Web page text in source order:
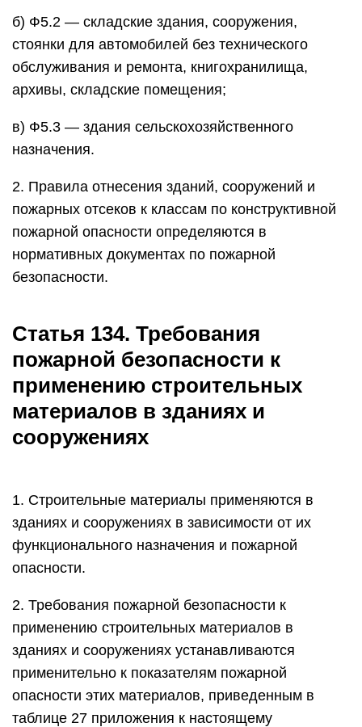
б) Ф5.2 — складские здания, сооружения,
стоянки для автомобилей без технического
обслуживания и ремонта, книгохранилища,
архивы, складские помещения;
в) Ф5.3 — здания сельскохозяйственного
назначения.
2. Правила отнесения зданий, сооружений и
пожарных отсеков к классам по конструктивной
пожарной опасности определяются в
нормативных документах по пожарной
безопасности.
Статья 134. Требования
пожарной безопасности к
применению строительных
материалов в зданиях и
сооружениях
1. Строительные материалы применяются в
зданиях и сооружениях в зависимости от их
функционального назначения и пожарной
опасности.
2. Требования пожарной безопасности к
применению строительных материалов в
зданиях и сооружениях устанавливаются
применительно к показателям пожарной
опасности этих материалов, приведенным в
таблице 27 приложения к настоящему